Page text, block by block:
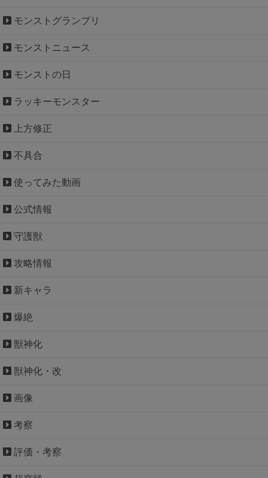
モンストグランプリ
モンストニュース
モンストの日
ラッキーモンスター
上方修正
不具合
使ってみた動画
公式情報
守護獣
攻略情報
新キャラ
爆絶
獣神化
獣神化・改
画像
考察
評価・考察